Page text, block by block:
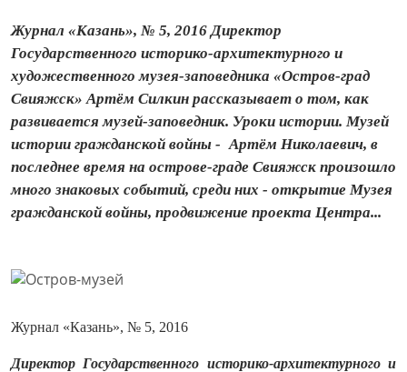
Журнал «Казань», № 5, 2016 Директор
Государственного историко‑архитектурного и
художественного музея‑заповедника «Остров‑град
Свияжск» Артём Силкин рассказывает о том, как
развивается музей‑заповедник. Уроки истории. Музей
истории гражданской войны - Артём Николаевич, в
последнее время на острове‑граде Свияжск произошло
много знаковых событий, среди них - открытие Музея
гражданской войны, продвижение проекта Центра...
Журнал «Казань», № 5, 2016
Директор Государственного историко‑архитектурного и